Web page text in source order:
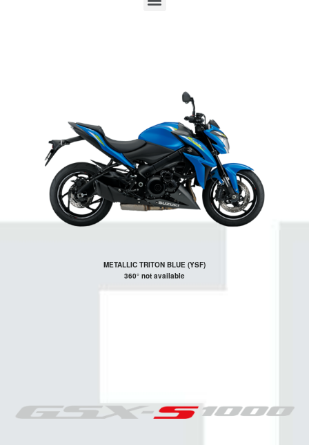
METALLIC TRITON BLUE (YSF)
360° not available